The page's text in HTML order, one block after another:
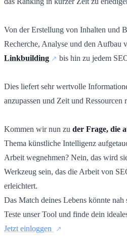
Von der Erstellung von Inhalten und
Recherche, Analyse und den Aufbau
Linkbuilding
bis hin zu jedem
Dies liefert sehr wertvolle
anzupassen und Zeit und Ressourcen
Kommen wir nun zu der Frage, die
Thema künstliche Intelligenz
Arbeit wegnehmen? Nein, das wird
Werkzeug sein, das die Arbeit von
erleichtert.
Das Match deines Lebens könnte nah
Teste unser Tool und finde dein
Jetzt einloggen